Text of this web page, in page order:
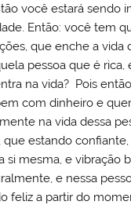
você estará sendo
Então: você tem
que enche a
pessoa que é
na vida? Pois
com dinheiro e
na vida dessa
estando
si mesma, e vibração
e nessa
feliz a partir do